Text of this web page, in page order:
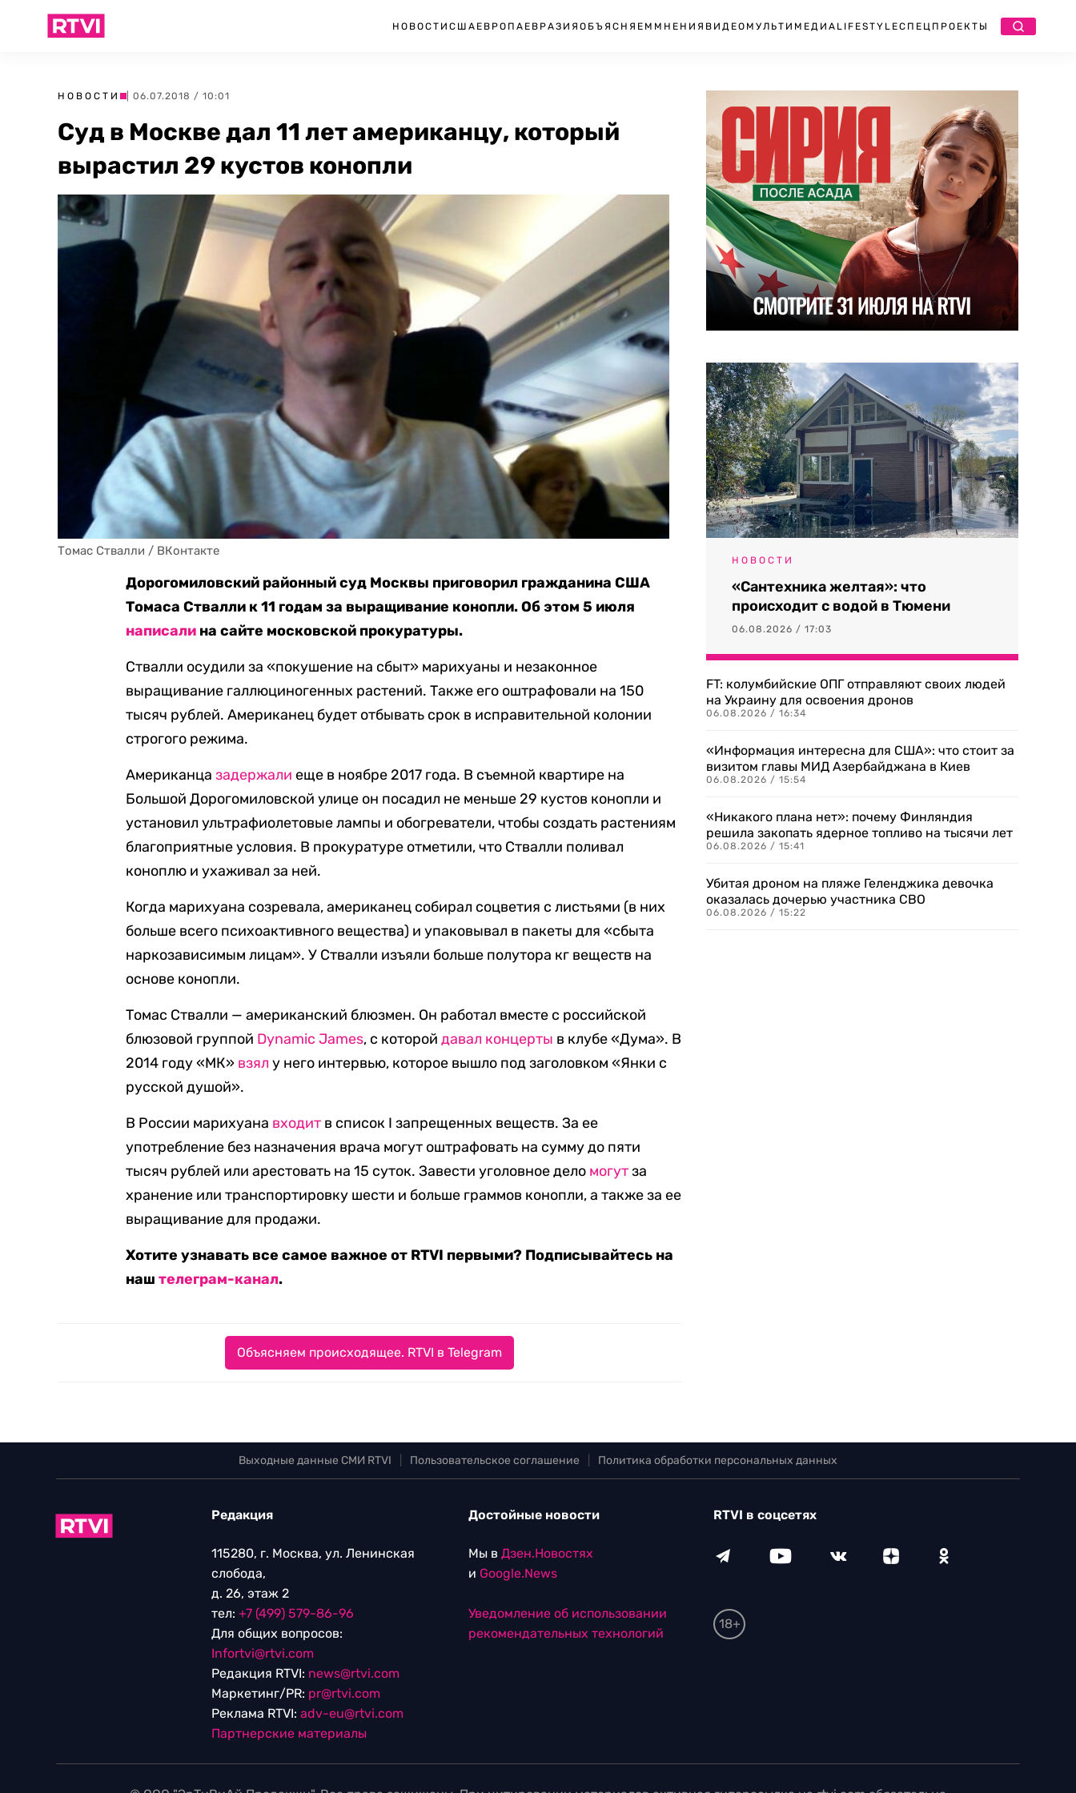
НОВОСТИ США ЕВРОПА ЕВРАЗИЯ ОБЪЯСНЯЕМ МНЕНИЯ ВИДЕО МУЛЬТИМЕДИА LIFESTYLEСПЕЦПРОЕКТЫ
НОВОСТИ | 06.07.2018 / 10:01
Суд в Москве дал 11 лет американцу, который
вырастил 29 кустов конопли
Томас Ствалли / ВКонтакте
Дорогомиловский районный суд Москвы приговорил гражданина США
Томаса Ствалли к 11 годам за выращивание конопли. Об этом 5 июля
написали на сайте московской прокуратуры.
Ствалли осудили за «покушение на сбыт» марихуаны и незаконное
выращивание галлюциногенных растений. Также его оштрафовали на 150
тысяч рублей. Американец будет отбывать срок в исправительной колонии
строгого режима.
Американцазадержали еще в ноябре 2017 года. В съемной квартире на
Большой Дорогомиловской улице он посадил не меньше 29 кустов конопли и
установил ультрафиолетовые лампы и обогреватели, чтобы создать растениям
благоприятные условия. В прокуратуре отметили, что Ствалли поливал
коноплю и ухаживал за ней.
Когда марихуана созревала, американец собирал соцветия с листьями (в них
больше всего психоактивного вещества) и упаковывал в пакеты для «сбыта
наркозависимым лицам». У Ствалли изъяли больше полутора кг веществ на
основе конопли.
Томас Ствалли — американский блюзмен. Он работал вместе с российской
блюзовой группой Dynamic James, с которойдавал концерты в клубе «Дума». В
2014 году «МК» взял у него интервью, которое вышло под заголовком «Янки с
русской душой».
В России марихуана входит в список I запрещенных веществ. За ее
употребление без назначения врача могут оштрафовать на сумму до пяти
тысяч рублей или арестовать на 15 суток. Завести уголовное дело могутза
хранение или транспортировку шести и больше граммов конопли, а также за ее
выращивание для продажи.
Хотите узнавать все самое важное от RTVI первыми? Подписывайтесь на
наштелеграм-канал.
Объясняем происходящее. RTVI в Telegram
НОВОСТИ
«Сантехника желтая»: что
происходит с водой в Тюмени
06.08.2026 / 17:03
FT: колумбийские ОПГ отправляют своих людей
на Украину для освоения дронов
06.08.2026 / 16:34
«Информация интересна для США»: что стоит за
визитом главы МИД Азербайджана в Киев
06.08.2026 / 15:54
«Никакого плана нет»: почему Финляндия
решила закопать ядерное топливо на тысячи лет
06.08.2026 / 15:41
Убитая дроном на пляже Геленджика девочка
оказалась дочерью участника СВО
06.08.2026 / 15:22
Выходные данные СМИ RTVI Пользовательское соглашение Политика обработки персональных данных
Редакция
115280, г. Москва, ул. Ленинская
слобода,
д. 26, этаж 2
тел: +7 (499) 579-86-96
Для общих вопросов:
Infortvi@rtvi.com
Редакция RTVI: news@rtvi.com
Маркетинг/PR: pr@rtvi.com
Реклама RTVI: adv-eu@rtvi.com
Партнерские материалы
Достойные новости
Мы в Дзен.Новостях
и Google.News
Уведомление об использовании
рекомендательных технологий
RTVI в соцсетях
18+